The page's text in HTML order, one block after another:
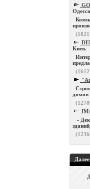
(
Киев.
(
домов
(
-
(